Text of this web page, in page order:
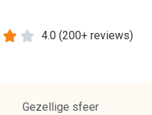
4.0 (200+ reviews)
 
Gezellige sfeer